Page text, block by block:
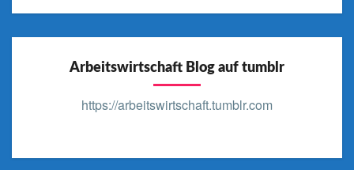
Arbeitswirtschaft Blog auf tumblr
https://arbeitswirtschaft.tumblr.com